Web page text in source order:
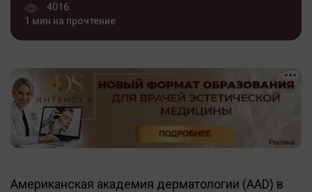
4016
1 мин на прочтение
Американская академия дерматологии (AAD) в